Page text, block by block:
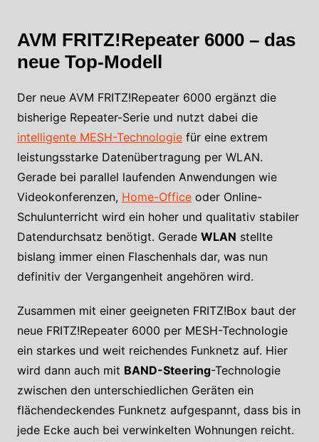
AVM FRITZ!Repeater 6000 – das
neue Top-Modell
Der neue AVM FRITZ!Repeater 6000 ergänzt die
bisherige Repeater-Serie und nutzt dabei die
intelligente MESH-Technologiefür eine extrem
leistungsstarke Datenübertragung per WLAN.
Gerade bei parallel laufenden Anwendungen wie
Videokonferenzen, Home-Officeoder Online-
Schulunterricht wird ein hoher und qualitativ stabiler
Datendurchsatz benötigt. Gerade WLAN stellte
bislang immer einen Flaschenhals dar, was nun
definitiv der Vergangenheit angehören wird.
Zusammen mit einer geeigneten FRITZ!Box baut der
neue FRITZ!Repeater 6000 per MESH-Technologie
ein starkes und weit reichendes Funknetz auf. Hier
wird dann auch mit BAND-Steering-Technologie
zwischen den unterschiedlichen Geräten ein
flächendeckendes Funknetz aufgespannt, dass bis in
jede Ecke auch bei verwinkelten Wohnungen reicht.